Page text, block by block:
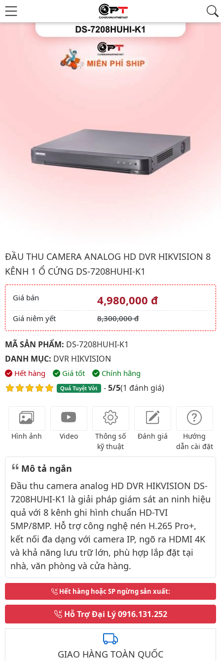
Hình ảnh đại diện của sản phẩm Đầu thu camera analog HD
ĐẦU THU CAMERA ANALOG HD DVR HIKVISION 8
KÊNH 1 Ổ CỨNG DS-7208HUHI-K1
Giá và khuyến mãi
Giá bán 4,980,000 đ
Giá niêm yết 8,300,000 đ
MÃ SẢN PHẨM: DS-7208HUHI-K1
DANH MỤC: DVR HIKVISION
Hết hàng Giá tốt Chính hãng
Quá Tuyệt Vời -5/5(1 đánh giá)
Hình ảnh Video
Thông số
kỹ thuật
Đánh giá
Hướng
dẫn cài đặt
Mô tả ngắn
Đầu thu camera analog HD DVR HIKVISION DS-
7208HUHI-K1 là giải pháp giám sát an ninh hiệu
quả với 8 kênh ghi hình chuẩn HD-TVI
5MP/8MP. Hỗ trợ công nghệ nén H.265 Pro+,
kết nối đa dạng với camera IP, ngõ ra HDMI 4K
và khả năng lưu trữ lớn, phù hợp lắp đặt tại
nhà, văn phòng và cửa hàng.
Hết hàng hoặc SP ngừng sản xuất:
Hỗ Trợ Đại Lý0916.131.252
GIAO HÀNG TOÀN QUỐC